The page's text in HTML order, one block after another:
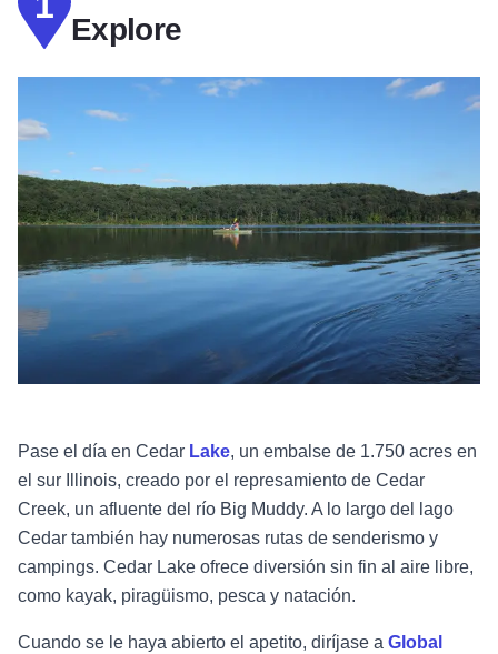
Explore
Pase el día en Cedar Lake, un embalse de 1.750 acres en
el sur Illinois, creado por el represamiento de Cedar
Creek, un afluente del río Big Muddy. A lo largo del lago
Cedar también hay numerosas rutas de senderismo y
campings. Cedar Lake ofrece diversión sin fin al aire libre,
como kayak, piragüismo, pesca y natación.
Cuando se le haya abierto el apetito, diríjase a Global